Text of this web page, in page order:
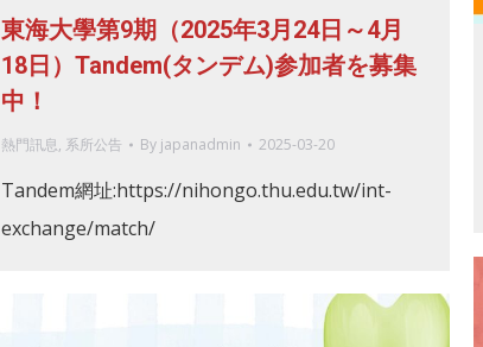
東海大學第9期（2025年3月24日～4月
18日）Tandem(タンデム)参加者を募集
中！
熱門訊息, 系所公告 By japanadmin 2025-03-20
Tandem網址:https://nihongo.thu.edu.tw/int-
exchange/match/